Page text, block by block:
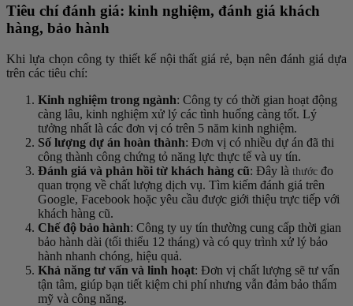
Tiêu chí đánh giá: kinh nghiệm, đánh giá khách
hàng, bảo hành
Khi lựa chọn công ty thiết kế nội thất giá rẻ, bạn nên đánh giá dựa
trên các tiêu chí:
Kinh nghiệm trong ngành: Công ty có thời gian hoạt động
càng lâu, kinh nghiệm xử lý các tình huống càng tốt. Lý
tưởng nhất là các đơn vị có trên 5 năm kinh nghiệm.
Số lượng dự án hoàn thành: Đơn vị có nhiều dự án đã thi
công thành công chứng tỏ năng lực thực tế và uy tín.
Đánh giá và phản hồi từ khách hàng cũ: Đây là thước đo
quan trọng về chất lượng dịch vụ. Tìm kiếm đánh giá trên
Google, Facebook hoặc yêu cầu được giới thiệu trực tiếp với
khách hàng cũ.
Chế độ bảo hành: Công ty uy tín thường cung cấp thời gian
bảo hành dài (tối thiểu 12 tháng) và có quy trình xử lý bảo
hành nhanh chóng, hiệu quả.
Khả năng tư vấn và linh hoạt: Đơn vị chất lượng sẽ tư vấn
tận tâm, giúp bạn tiết kiệm chi phí nhưng vẫn đảm bảo thẩm
mỹ và công năng.